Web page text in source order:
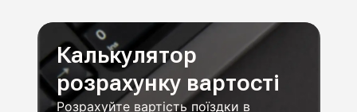
Калькулятор
розрахунку вартості
Розрахуйте вартість поїздки в